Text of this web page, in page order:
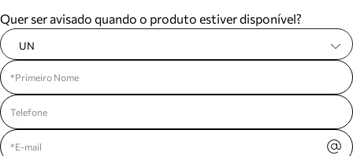
Quer ser avisado quando o produto estiver disponível?
UN